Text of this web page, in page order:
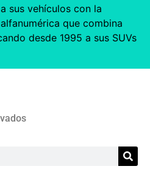
sus vehículos con la
que combina
desde 1995 a sus SUVs